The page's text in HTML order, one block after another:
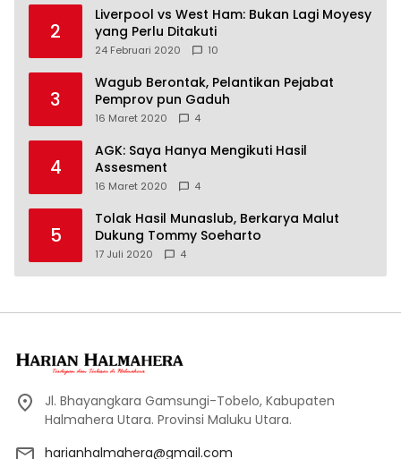
2
Liverpool vs West Ham: Bukan Lagi Moyesy
yang Perlu Ditakuti
24 Februari 2020 10
3
Wagub Berontak, Pelantikan Pejabat
Pemprov pun Gaduh
16 Maret 2020 4
4
AGK: Saya Hanya Mengikuti Hasil
Assesment
16 Maret 2020 4
5
Tolak Hasil Munaslub, Berkarya Malut
Dukung Tommy Soeharto
17 Juli 2020 4
Jl. Bhayangkara Gamsungi-Tobelo, Kabupaten
Halmahera Utara. Provinsi Maluku Utara.
harianhalmahera@gmail.com